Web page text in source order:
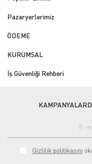
Pazaryerlerimiz
ÖDEME
KURUMSAL
İş Güvenliği Rehberi
Gizlilik politikasını